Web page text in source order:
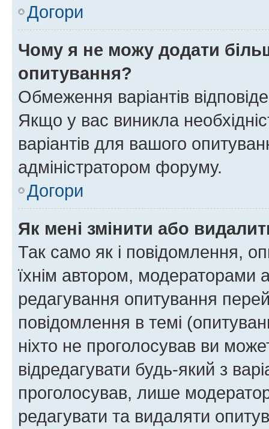
Догори
Чому я не можу додати
опитування?
Обмеження варіантів
Якщо у вас виникла
варіантів для вашого
адміністратором форуму.
Догори
Як мені змінити або
Так само як і повідомлення,
їхнім автором, модераторами
редагування опитування
повідомлення в темі
ніхто не проголосував ви
відредагувати будь-який з
проголосував, лише
редагувати та видаляти